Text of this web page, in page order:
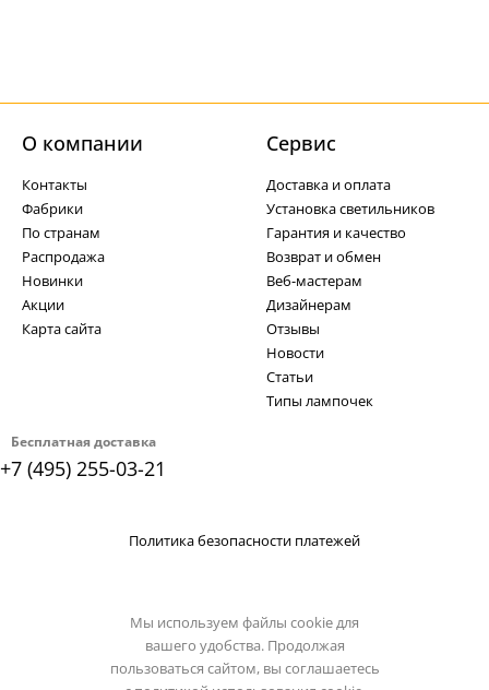
Бесплатная доставка
+7 (495) 255-03-21
О компании
Контакты
Фабрики
По странам
Распродажа
Новинки
Акции
Карта сайта
Cервис
Доставка и оплата
Установка светильников
Гарантия и качество
Возврат и обмен
Веб-мастерам
Дизайнерам
Отзывы
Новости
Статьи
Типы лампочек
Политика безопасности платежей
Мы используем файлы cookie для
вашего удобства. Продолжая
пользоваться сайтом, вы соглашаетесь